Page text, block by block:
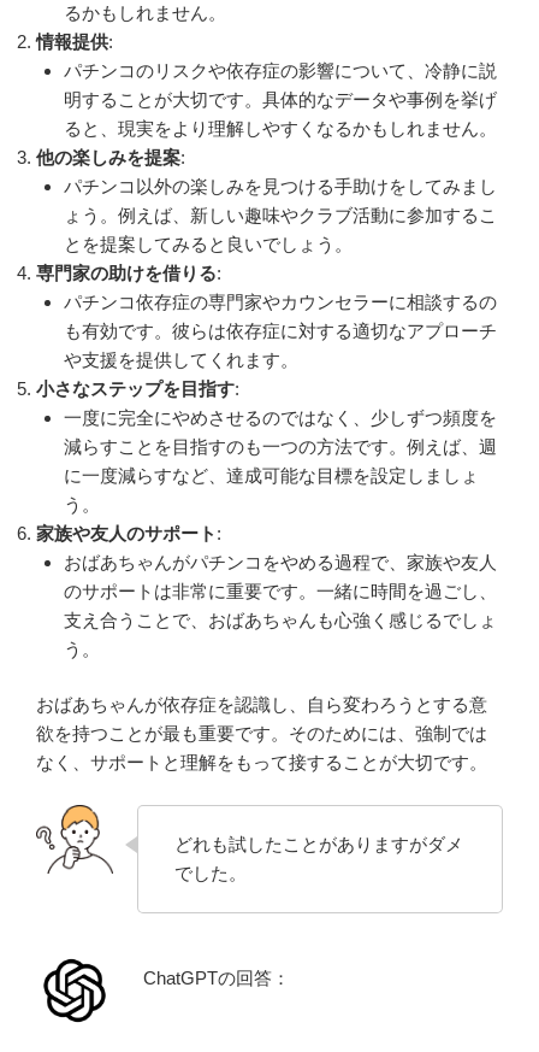
るかもしれません。
情報提供:
パチンコのリスクや依存症の影響について、冷静に説
明することが大切です。具体的なデータや事例を挙げ
ると、現実をより理解しやすくなるかもしれません。
他の楽しみを提案:
パチンコ以外の楽しみを見つける手助けをしてみまし
ょう。例えば、新しい趣味やクラブ活動に参加するこ
とを提案してみると良いでしょう。
専門家の助けを借りる:
パチンコ依存症の専門家やカウンセラーに相談するの
も有効です。彼らは依存症に対する適切なアプローチ
や支援を提供してくれます。
小さなステップを目指す:
一度に完全にやめさせるのではなく、少しずつ頻度を
減らすことを目指すのも一つの方法です。例えば、週
に一度減らすなど、達成可能な目標を設定しましょ
う。
家族や友人のサポート :
おばあちゃんがパチンコをやめる過程で、家族や友人
のサポートは非常に重要です。一緒に時間を過ごし、
支え合うことで、おばあちゃんも心強く感じるでしょ
う。
おばあちゃんが依存症を認識し、自ら変わろうとする意
欲を持つことが最も重要です。そのためには、強制では
なく、サポートと理解をもって接することが大切です。
どれも試したことがありますがダメ
でした。
ChatGPTの回答：